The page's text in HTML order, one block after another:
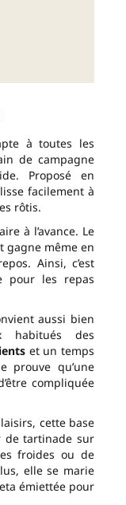
à toutes les
de campagne
Proposé en
facilement à
rôtis.
à l’avance. Le
gagne même en
Ainsi, c’est
pour les repas
aussi bien
habitués des
et un temps
prouve qu’une
compliquée
cette base
de tartinade sur
froides ou de
elle se marie
émiettée pour